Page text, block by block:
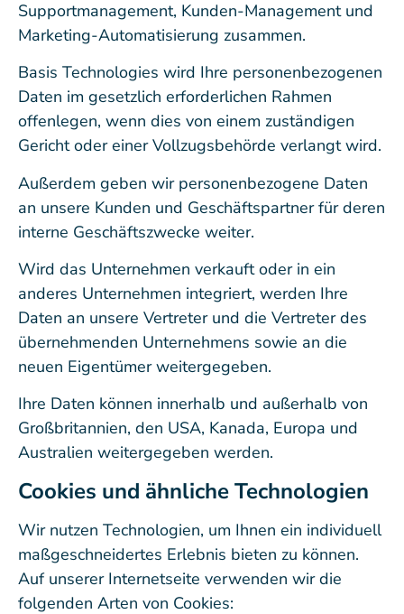
Supportmanagement, Kunden-Management und
Marketing-Automatisierung zusammen.
Basis Technologies wird Ihre personenbezogenen
Daten im gesetzlich erforderlichen Rahmen
offenlegen, wenn dies von einem zuständigen
Gericht oder einer Vollzugsbehörde verlangt wird.
Außerdem geben wir personenbezogene Daten
an unsere Kunden und Geschäftspartner für deren
interne Geschäftszwecke weiter.
Wird das Unternehmen verkauft oder in ein
anderes Unternehmen integriert, werden Ihre
Daten an unsere Vertreter und die Vertreter des
übernehmenden Unternehmens sowie an die
neuen Eigentümer weitergegeben.
Ihre Daten können innerhalb und außerhalb von
Großbritannien, den USA, Kanada, Europa und
Australien weitergegeben werden.
Cookies und ähnliche Technologien
Wir nutzen Technologien, um Ihnen ein individuell
maßgeschneidertes Erlebnis bieten zu können.
Auf unserer Internetseite verwenden wir die
folgenden Arten von Cookies: